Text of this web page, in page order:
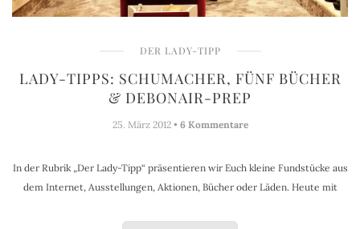
DER LADY-TIPP
LADY-TIPPS: SCHUMACHER, FÜNF BÜCHER
& DEBONAIR-PREP
25. März 2012 • 6 Kommentare
In der Rubrik „Der Lady-Tipp“ präsentieren wir Euch kleine Fundstücke aus
dem Internet, Ausstellungen, Aktionen, Bücher oder Läden. Heute mit